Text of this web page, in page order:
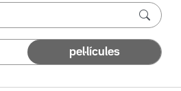
pel·lícules